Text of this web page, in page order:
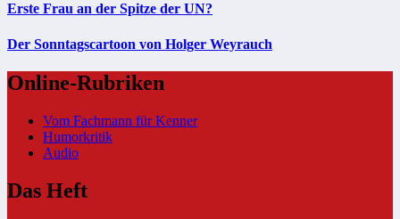
Erste Frau an der Spitze der UN?
Der Sonntagscartoon von Holger Weyrauch
Online-Rubriken
Vom Fachmann für Kenner
Humorkritik
Audio
Das Heft